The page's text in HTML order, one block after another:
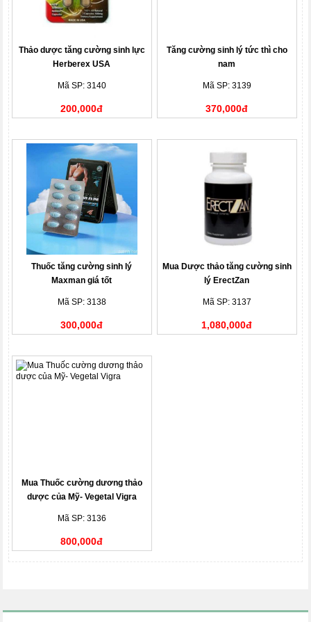
Thảo dược tăng cường sinh lực
Herberex USA
Mã SP: 3140
200,000đ
Tăng cường sinh lý tức thì cho
nam
Mã SP: 3139
370,000đ
Thuốc tăng cường sinh lý
Maxman giá tốt
Mã SP: 3138
300,000đ
Mua Dược thảo tăng cường sinh
lý ErectZan
Mã SP: 3137
1,080,000đ
Mua Thuốc cường dương thảo
dược của Mỹ- Vegetal Vigra
Mã SP: 3136
800,000đ